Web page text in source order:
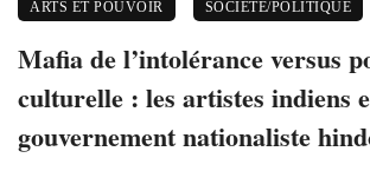
ARTS ET POUVOIR SOCIÉTÉ/POLITIQUE
Mafia de l’intolérance versus
culturelle : les artistes indiens
gouvernement nationaliste